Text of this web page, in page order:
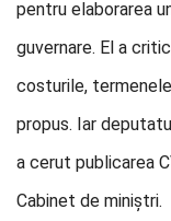
pentru elaborarea
guvernare. El a
costurile,
propus. Iar
a cerut publicarea
Cabinet de miniștri.